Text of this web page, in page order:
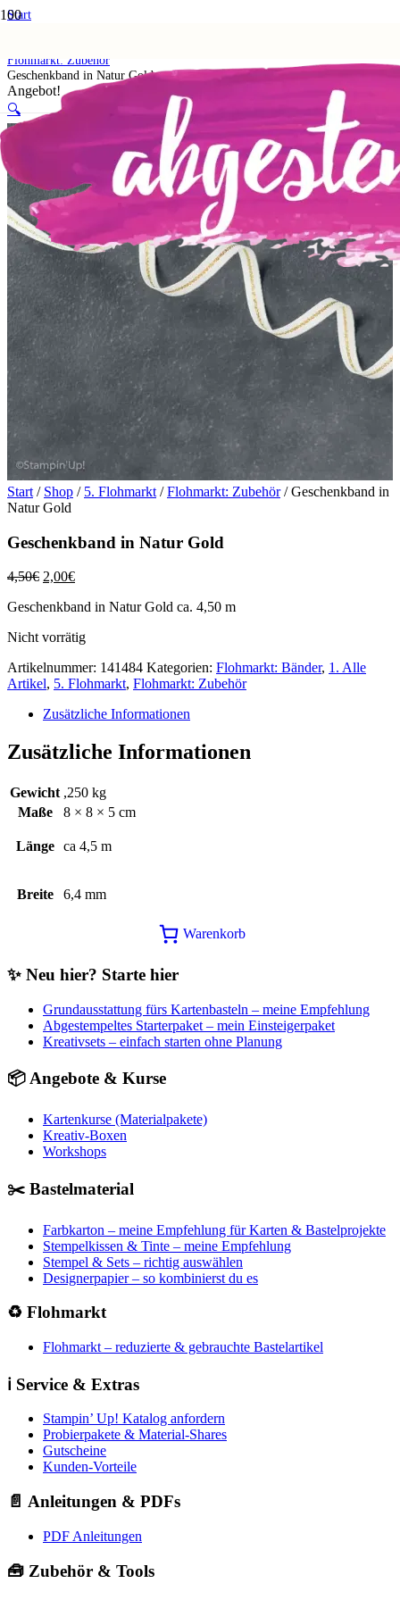
Start
Flohmarkt: Zubehör
Geschenkband in Natur Gold
Angebot!
🔍
Start / Shop / 5. Flohmarkt /Flohmarkt: Zubehör/ Geschenkband in
Natur Gold
Geschenkband in Natur Gold
4,50€ Ursprünglicher
war:
2,00€Aktueller
ist:
Geschenkband in Natur Gold ca. 4,50 m
Nicht vorrätig
Artikelnummer: 141484 Kategorien: Flohmarkt: Bänder, 1. Alle
Artikel, 5. Flohmarkt, Flohmarkt: Zubehör
Zusätzliche Informationen
Zusätzliche Informationen
Gewicht ,250 kg
Maße
8 × 8 × 5 cm
Länge ca 4,5 m
Breite 6,4 mm
Warenkorb
✨ Neu hier? Starte hier
Grundausstattung fürs Kartenbasteln – meine Empfehlung
Abgestempeltes Starterpaket – mein Einsteigerpaket
Kreativsets – einfach starten ohne Planung
📦 Angebote & Kurse
Kartenkurse (Materialpakete)
Kreativ-Boxen
Workshops
✂️ Bastelmaterial
Farbkarton – meine Empfehlung für Karten & Bastelprojekte
Stempelkissen & Tinte – meine Empfehlung
Stempel & Sets – richtig auswählen
Designerpapier – so kombinierst du es
♻️ Flohmarkt
Flohmarkt – reduzierte & gebrauchte Bastelartikel
ℹ️ Service & Extras
Stampin’ Up! Katalog anfordern
Probierpakete & Material-Shares
Gutscheine
Kunden-Vorteile
📄 Anleitungen & PDFs
PDF Anleitungen
🧰 Zubehör & Tools